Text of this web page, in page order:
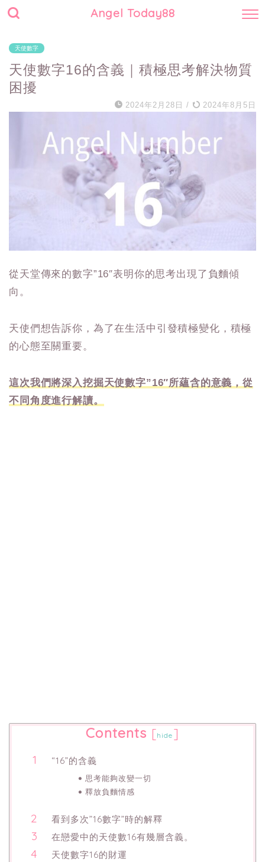
Angel Today88
天使數字
天使數字16的含義｜積極思考解決物質
困擾
2024年2月28日 / 2024年8月5日
從天堂傳來的數字”16″表明你的思考出現了負麵傾
向。
天使們想告訴你，為了在生活中引發積極變化，積極
的心態至關重要。
這次我們將深入挖掘天使數字”16″所蘊含的意義，從
不同角度進行解讀。
Contents [hide ]
“16”的含義
思考能夠改變一切
釋放負麵情感
看到多次”16數字”時的解釋
在戀愛中的天使數16有幾層含義。
天使數字16的財運